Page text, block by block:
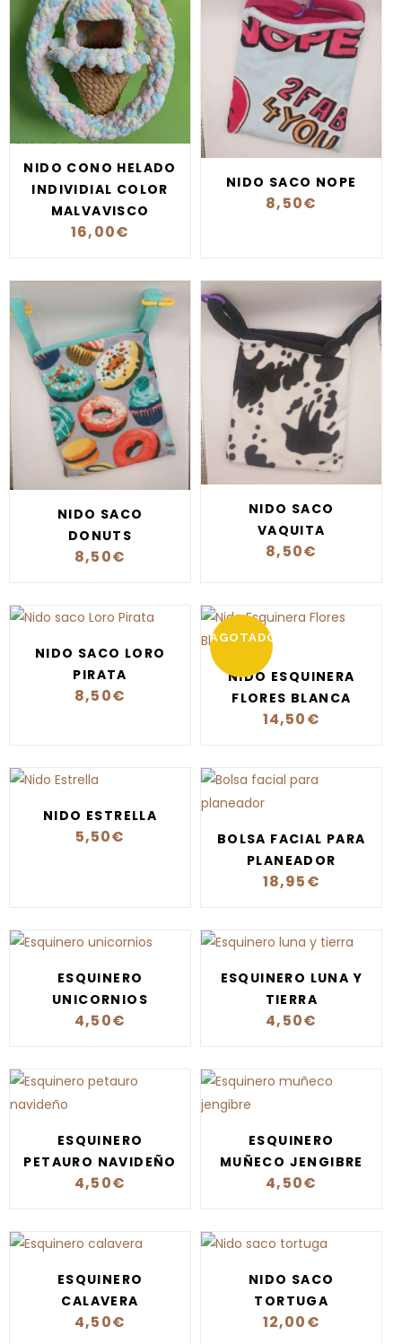
NIDO CONO HELADO
INDIVIDIAL COLOR
MALVAVISCO
16,00€
NIDO SACO NOPE
8,50€
NIDO SACO
DONUTS
8,50€
NIDO SACO
VAQUITA
8,50€
NIDO SACO LORO
PIRATA
8,50€
AGOTADO
NIDO ESQUINERA
FLORES BLANCA
14,50€
NIDO ESTRELLA
5,50€
BOLSA FACIAL PARA
PLANEADOR
18,95€
ESQUINERO
UNICORNIOS
4,50€
ESQUINERO LUNA Y
TIERRA
4,50€
ESQUINERO
PETAURO NAVIDEÑO
4,50€
ESQUINERO
MUÑECO JENGIBRE
4,50€
ESQUINERO
CALAVERA
4,50€
NIDO SACO
TORTUGA
12,00€